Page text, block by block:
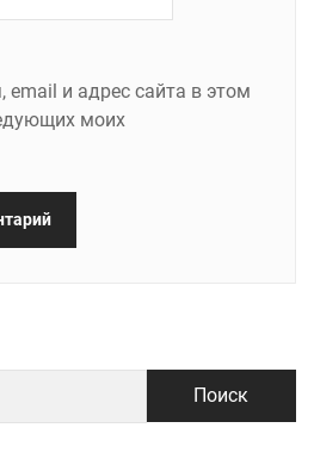
email и адрес сайта в этом
моих